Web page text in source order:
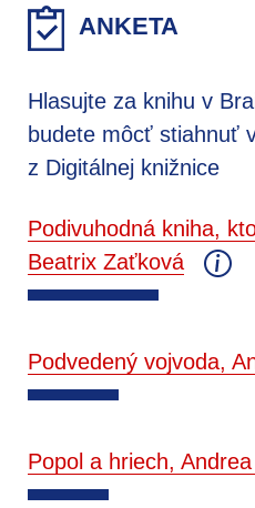
ANKETA
Hlasujte za knihu v
budete môcť stiahnuť
z Digitálnej knižnice
Podivuhodná kniha,
Beatrix Zaťková
Podvedený vojvoda,
Popol a hriech,